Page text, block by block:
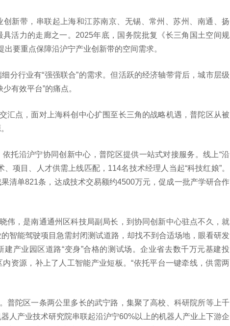
带，串联起上海和江苏南京、无锡、常州、苏州、南通、扬
活力的走廊之一。2025年底，国务院批复《长三角国土空间规
要重点保障沿沪宁产业创新带的空间需求。
行业有“强强联合”的需求。但活跃的经济轴带背后，城市层级
有效平台”的痛点。
点，面对上海科创中心扩围至长三角的战略机遇，普陀区从被
沿沪宁协同创新中心，普陀区提供一站式对接服务。线上“沿
项目、人才供需上线匹配，114名技术经理人当起“科技红娘”。
清单821条，达成技术交易额约4500万元，促成一批产学研合作
，是南通通州区科技局副局长，到协同创新中心驻点不久，就
智能驾驶项目急需封闭测试道路，却找不到合适场地，眼看研发
产业园区道路“变身”合格的测试场。企业省去数千万元基建投
资源，补上了人工智能产业短板。“依托平台一键牵线，供需两
陀区一条两公里多长的武宁路，集聚了高校、科研院所等上千
人产业技术研究院串联起沿沪宁60%以上的机器人产业上下游企